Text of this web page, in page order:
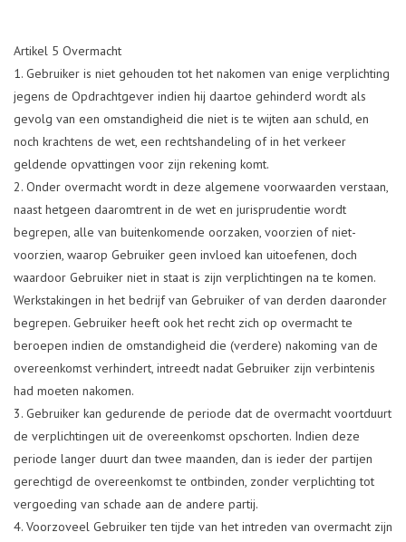
Artikel 5 Overmacht
Gebruiker is niet gehouden tot het nakomen van enige verplichting
jegens de Opdrachtgever indien hij daartoe gehinderd wordt als
gevolg van een omstandigheid die niet is te wijten aan schuld, en
noch krachtens de wet, een rechtshandeling of in het verkeer
geldende opvattingen voor zijn rekening komt.
Onder overmacht wordt in deze algemene voorwaarden verstaan,
naast hetgeen daaromtrent in de wet en jurisprudentie wordt
begrepen, alle van buitenkomende oorzaken, voorzien of niet-
voorzien, waarop Gebruiker geen invloed kan uitoefenen, doch
waardoor Gebruiker niet in staat is zijn verplichtingen na te komen.
Werkstakingen in het bedrijf van Gebruiker of van derden daaronder
begrepen. Gebruiker heeft ook het recht zich op overmacht te
beroepen indien de omstandigheid die (verdere) nakoming van de
overeenkomst verhindert, intreedt nadat Gebruiker zijn verbintenis
had moeten nakomen.
Gebruiker kan gedurende de periode dat de overmacht voortduurt
de verplichtingen uit de overeenkomst opschorten. Indien deze
periode langer duurt dan twee maanden, dan is ieder der partijen
gerechtigd de overeenkomst te ontbinden, zonder verplichting tot
vergoeding van schade aan de andere partij.
Voorzoveel Gebruiker ten tijde van het intreden van overmacht zijn